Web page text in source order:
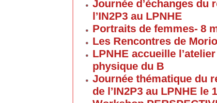
Journée d’échanges du
l’IN2P3 au LPNHE
Portraits de femmes- 8
Les Rencontres de
LPNHE accueille
physique du B
Journée thématique du
de l’IN2P3 au LPNHE le